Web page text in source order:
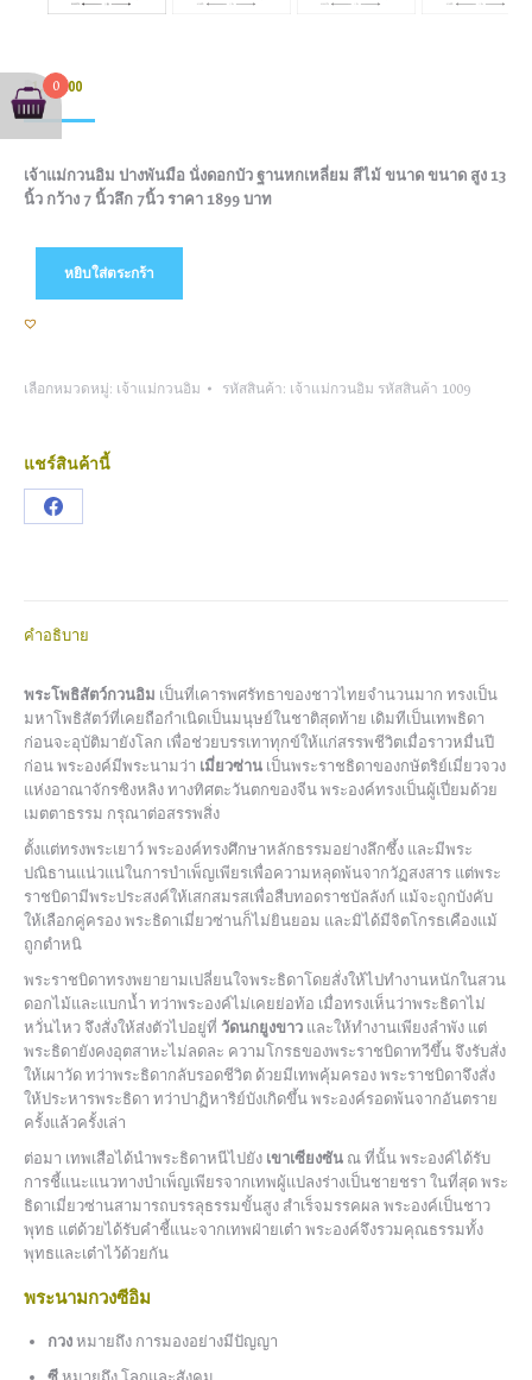
฿1,899.00
เจ้าแม่กวนอิม ปางพันมือ นั่งดอกบัว ฐานหกเหลี่ยม สีไม้ ขนาด ขนาด สูง 13
นิ้ว กว้าง 7 นิ้วลึก 7นิ้ว ราคา 1899 บาท
หยิบใส่ตระกร้า
เลือกหมวดหมู่: เจ้าแม่กวนอิม รหัสสินค้า: เจ้าแม่กวนอิม รหัสสินค้า 1009
แชร์สินค้านี้
Share
คำอธิบาย
พระโพธิสัตว์กวนอิม เป็นที่เคารพศรัทธาของชาวไทยจำนวนมาก ทรงเป็น
มหาโพธิสัตว์ที่เคยถือกำเนิดเป็นมนุษย์ในชาติสุดท้าย เดิมทีเป็นเทพธิดา
ก่อนจะอุบัติมายังโลก เพื่อช่วยบรรเทาทุกข์ให้แก่สรรพชีวิตเมื่อราวหมื่นปี
ก่อน พระองค์มีพระนามว่า เมี่ยวซ่าน เป็นพระราชธิดาของกษัตริย์เมี่ยวจวง
แห่งอาณาจักรซิงหลิง ทางทิศตะวันตกของจีน พระองค์ทรงเป็นผู้เปี่ยมด้วย
เมตตาธรรม กรุณาต่อสรรพสิ่ง
ตั้งแต่ทรงพระเยาว์ พระองค์ทรงศึกษาหลักธรรมอย่างลึกซึ้ง และมีพระ
ปณิธานแน่วแน่ในการบำเพ็ญเพียรเพื่อความหลุดพ้นจากวัฏสงสาร แต่พระ
ราชบิดามีพระประสงค์ให้เสกสมรสเพื่อสืบทอดราชบัลลังก์ แม้จะถูกบังคับ
ให้เลือกคู่ครอง พระธิดาเมี่ยวซ่านก็ไม่ยินยอม และมิได้มีจิตโกรธเคืองแม้
ถูกตำหนิ
พระราชบิดาทรงพยายามเปลี่ยนใจพระธิดาโดยสั่งให้ไปทำงานหนักในสวน
ดอกไม้และแบกน้ำ ทว่าพระองค์ไม่เคยย่อท้อ เมื่อทรงเห็นว่าพระธิดาไม่
หวั่นไหว จึงสั่งให้ส่งตัวไปอยู่ที่ วัดนกยูงขาว และให้ทำงานเพียงลำพัง แต่
พระธิดายังคงอุตสาหะไม่ลดละ ความโกรธของพระราชบิดาทวีขึ้น จึงรับสั่ง
ให้เผาวัด ทว่าพระธิดากลับรอดชีวิต ด้วยมีเทพคุ้มครอง พระราชบิดาจึงสั่ง
ให้ประหารพระธิดา ทว่าปาฏิหาริย์บังเกิดขึ้น พระองค์รอดพ้นจากอันตราย
ครั้งแล้วครั้งเล่า
ต่อมา เทพเสือได้นำพระธิดาหนีไปยัง เขาเซียงซัน ณ ที่นั้น พระองค์ได้รับ
การชี้แนะแนวทางบำเพ็ญเพียรจากเทพผู้แปลงร่างเป็นชายชรา ในที่สุด พระ
ธิดาเมี่ยวซ่านสามารถบรรลุธรรมขั้นสูง สำเร็จมรรคผล พระองค์เป็นชาว
พุทธ แต่ด้วยได้รับคำชี้แนะจากเทพฝ่ายเต๋า พระองค์จึงรวมคุณธรรมทั้ง
พุทธและเต๋าไว้ด้วยกัน
พระนามกวงซีอิม
กวง หมายถึง การมองอย่างมีปัญญา
0